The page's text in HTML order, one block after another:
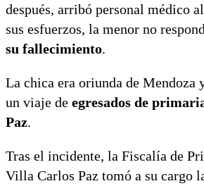
después, arribó personal médico
sus esfuerzos, la menor no
su fallecimiento.
La chica era oriunda de Mendoza
un viaje de egresados de
Paz.
Tras el incidente, la Fiscalía de
Villa Carlos Paz tomó a su cargo